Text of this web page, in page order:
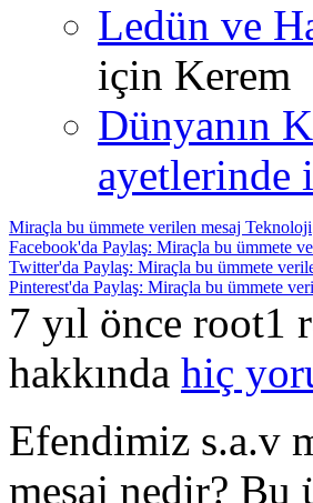
Ledün ve
için Kerem
Dünyanın
Miraçla bu ümmete verilen mesaj Teknoloji
Facebook'da Paylaş: Miraçla bu ümmete
Twitter'da Paylaş: Miraçla bu ümmete
Pinterest'da Paylaş: Miraçla bu ümmete
7 yıl önce root1
hakkında hiç
Efendimiz s.a.v
mesaj nedir? Bu